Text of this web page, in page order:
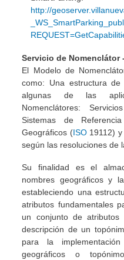
http://
Servicio de Nomenclátor
El Modelo de
como: Una estructura
algunas de las
Nomenclátores:
Sistemas de
Geográficos (ISO19112) y
según las resoluciones de
Su finalidad es el
nombres geográficos y
estableciendo una
atributos fundamentales
un conjunto de atributos
descripción de un
para la
geográficos o